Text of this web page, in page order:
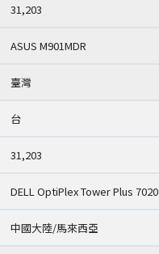
31,203
ASUS M901MDR
臺灣
台
31,203
DELL OptiPlex Tower Plus 7020
中國大陸/馬來西亞